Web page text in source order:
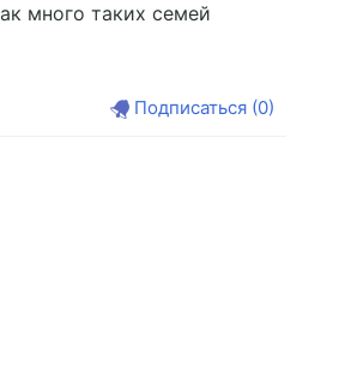
много таких семей
Подписаться (0)